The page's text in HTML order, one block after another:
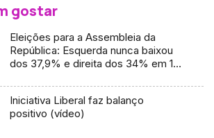
gostar
Eleições para a Assembleia da
República: Esquerda nunca baixou
dos 37,9% e direita dos 34% em 17
Iniciativa Liberal faz balanço
positivo (vídeo)